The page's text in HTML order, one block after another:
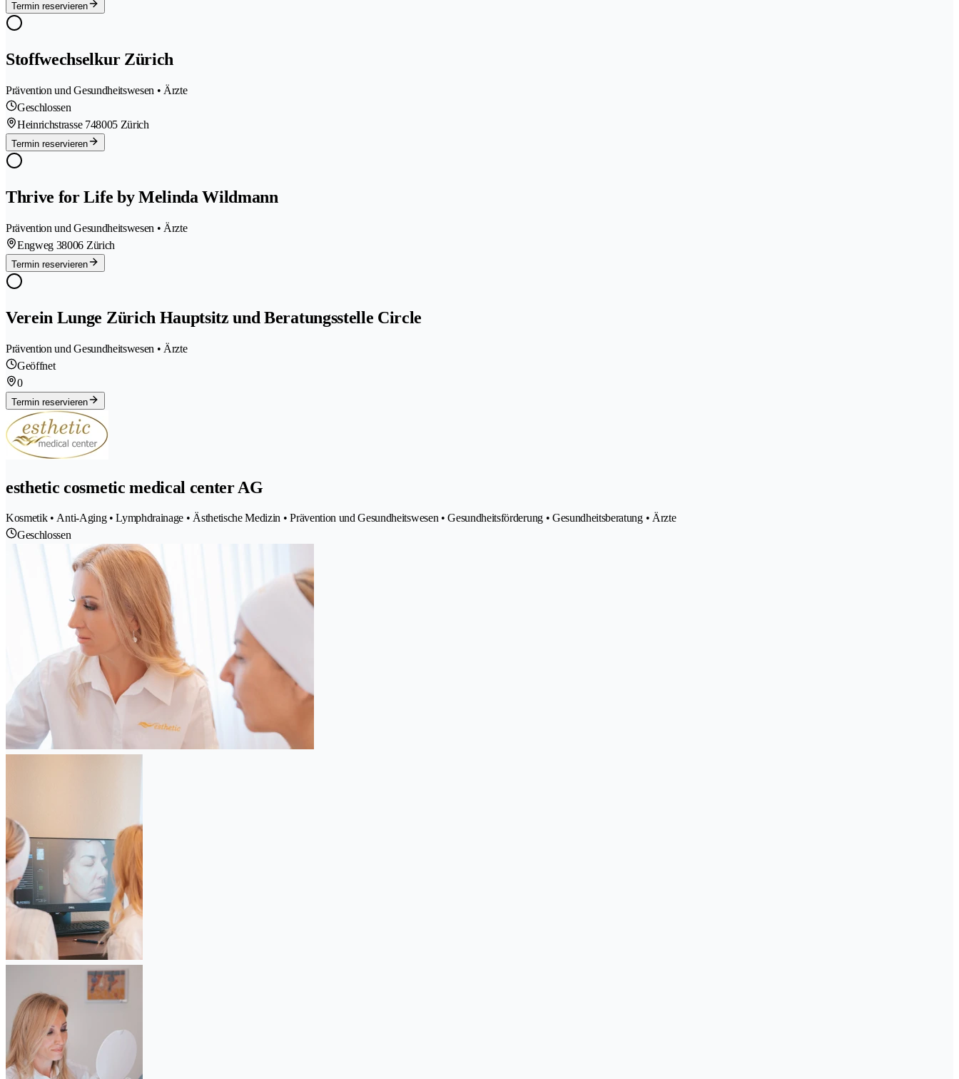
Termin reservieren
Stoffwechselkur Zürich
Prävention und Gesundheitswesen • Ärzte
Geschlossen
Heinrichstrasse 748005 Zürich
Termin reservieren
Thrive for Life by Melinda Wildmann
Prävention und Gesundheitswesen • Ärzte
Engweg 38006 Zürich
Termin reservieren
Verein Lunge Zürich Hauptsitz und Beratungsstelle Circle
Prävention und Gesundheitswesen • Ärzte
Geöffnet
0
Termin reservieren
esthetic cosmetic medical center AG
Kosmetik • Anti-Aging • Lymphdrainage • Ästhetische Medizin • Prävention und Gesundheitswesen • Gesundheitsförderung • Gesundheitsberatung • Ärzte
Geschlossen